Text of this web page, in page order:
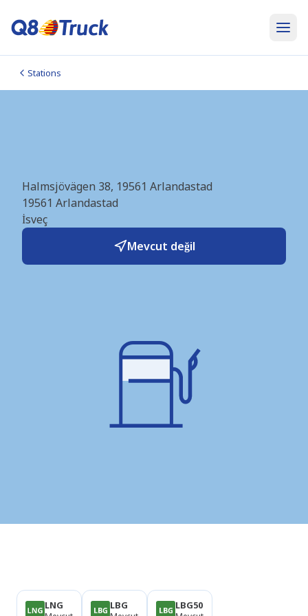
Stations
Halmsjövägen 38, 19561 Arlandastad
19561 Arlandastad
İsveç
Mevcut değil
LNG LBG LBG50